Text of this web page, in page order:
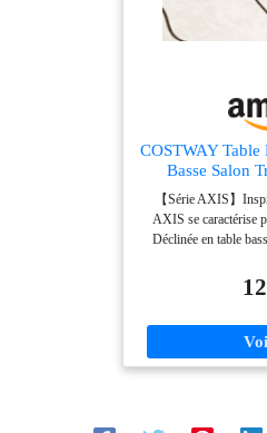
COSTWAY Table
Basse Salon
Rectangulaire,
Chromé,
【Série AXIS】
AXIS se caractérise
Déclinée en table
dispose d'un
d'épaisseur, résistant à
sécurité et empêchent
de Rangement Ample